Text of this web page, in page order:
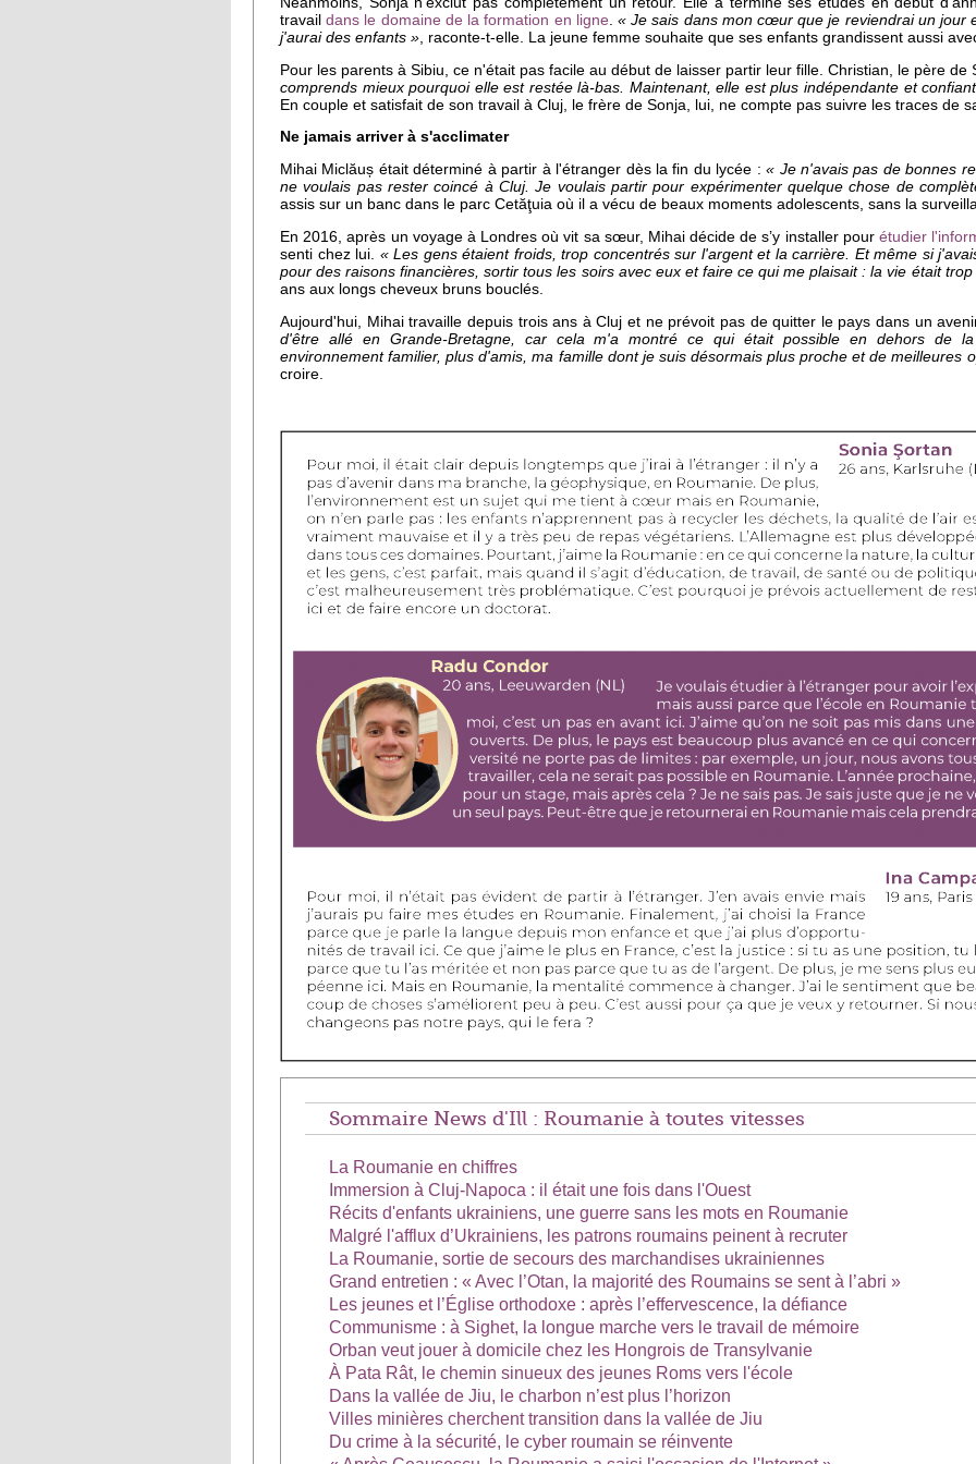
travaildans le domaine de la formation en ligne « Je sais dans mon cœur que je reviendrai un jour
j'aurai des enfants » , raconte-t-elle. La jeune femme souhaite que ses enfants grandissent aussi
Pour les parents à Sibiu, ce n'était pas facile au début de laisser partir leur fille. Christian, le père de
comprends mieux pourquoi elle est restée là-bas. Maintenant, elle est plus indépendante et
En couple et satisfait de son travail à Cluj, le frère de Sonja, lui, ne compte pas suivre les traces de
Ne jamais arriver à s'acclimater
Mihai Miclăuș était déterminé à partir à l'étranger dès la fin du lycée :« Je n'avais pas de bonnes
ne voulais pas rester coincé à Cluj. Je voulais partir pour expérimenter quelque chose de
assis sur un banc dans le parc Cetăţuia où il a vécu de beaux moments adolescents, sans la
En 2016, après un voyage à Londres où vit sa sœur, Mihai décide de s’y installer pour étudier
senti chez lui. « Les gens étaient froids, trop concentrés sur l'argent et la carrière. Et même si
pour des raisons financières, sortir tous les soirs avec eux et faire ce qui me plaisait : la vie était trop
ans aux longs cheveux bruns bouclés.
Aujourd'hui, Mihai travaille depuis trois ans à Cluj et ne prévoit pas de quitter le pays dans un
d'être allé en Grande-Bretagne, car cela m'a montré ce qui était possible en dehors de
environnement familier, plus d'amis, ma famille dont je suis désormais plus proche et de meilleures
croire.
Sommaire News d'Ill : Roumanie à toutes vitesses
La Roumanie en chiffres
Immersion à Cluj-Napoca : il était une fois dans l'Ouest
Récits d'enfants ukrainiens, une guerre sans les mots en Roumanie
Malgré l'afflux d’Ukrainiens, les patrons roumains peinent à recruter
La Roumanie, sortie de secours des marchandises ukrainiennes
Grand entretien : « Avec l’Otan, la majorité des Roumains se sent à l’abri »
Les jeunes et l’Église orthodoxe : après l’effervescence, la défiance
Communisme : à Sighet, la longue marche vers le travail de mémoire
Orban veut jouer à domicile chez les Hongrois de Transylvanie
À Pata Rât, le chemin sinueux des jeunes Roms vers l'école
Dans la vallée de Jiu, le charbon n’est plus l’horizon
Villes minières cherchent transition dans la vallée de Jiu
Du crime à la sécurité, le cyber roumain se réinvente